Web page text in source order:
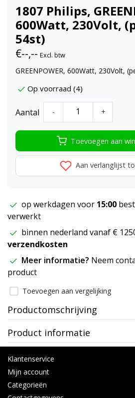
1807 Philips,
600Watt, 230Volt,
54st)
€--,-- Excl. btw
GREENPOWER, 600Watt, 230Volt,
Op voorraad (4)
Aantal - +
Toevoegen aan
Aan verlanglijst
op werkdagen voor 15:00
verwerkt
binnen nederland vanaf €
verzendkosten
Meer informatie? Neem
product
Toevoegen aan vergelijking
Productomschrijving
Product informatie
Klantenservice
Mijn account
Categorieën